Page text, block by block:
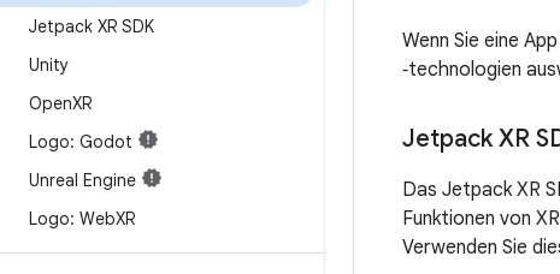
Jetpack XR SDK
Unity
OpenXR
Logo: Godot
Unreal Engine
Logo: WebXR
Wenn Sie eine
‑technologien
Jetpack XR
Das Jetpack XR
Funktionen von
Verwenden Sie